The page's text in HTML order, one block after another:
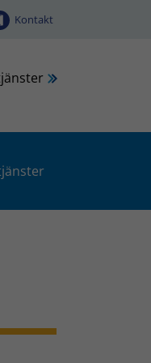
Kontakt